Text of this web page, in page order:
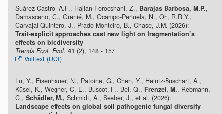
Suárez-Castro, A.F., Hajian-Forooshani, Z., Barajas Barbosa, M.P.,
Damasceno, G., Grenié, M., Ocampo-Peñuela, N., Oh, R.R.Y.,
Carvajal-Quintero, J., Prado-Monteiro, B., Chase, J.M. (2026):
Trait-explicit approaches cast new light on fragmentation’s
effects on biodiversity
Trends Ecol. Evol. 41 (2), 148 - 157
Volltext (DOI)
Lu, Y., Eisenhauer, N., Patoine, G., Chen, Y., Heintz-Buschart, A.,
Küsel, K., Wegner, C.-E., Buscot, F., Bei, Q., Frenzel, M., Rebmann,
C., Schädler, M., Schmidt, A., Seeber, J., et al. (2026):
Landscape effects on global soil pathogenic fungal diversity